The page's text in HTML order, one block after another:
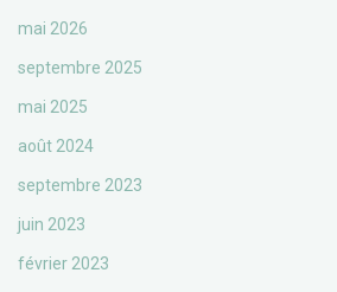
mai 2026
septembre 2025
mai 2025
août 2024
septembre 2023
juin 2023
février 2023